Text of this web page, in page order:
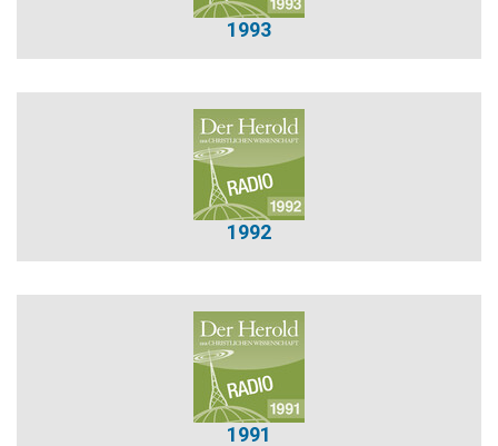
1993
1992
1991